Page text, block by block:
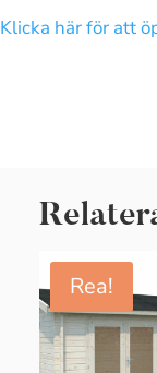
Klicka här för att
Rea!